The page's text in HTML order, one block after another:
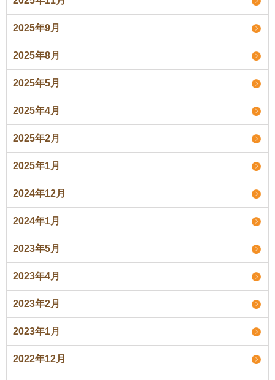
2025年9月
2025年8月
2025年5月
2025年4月
2025年2月
2025年1月
2024年12月
2024年1月
2023年5月
2023年4月
2023年2月
2023年1月
2022年12月